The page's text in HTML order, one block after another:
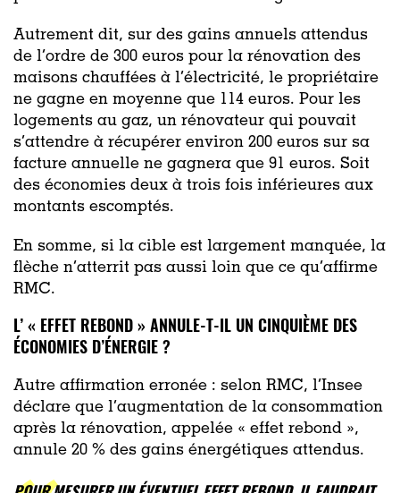
Autrement dit, sur des gains annuels attendus
de l’ordre de 300 euros pour la rénovation des
maisons chauffées à l’électricité, le propriétaire
ne gagne en moyenne que 114 euros. Pour les
logements au gaz, un rénovateur qui pouvait
s’attendre à récupérer environ 200 euros sur sa
facture annuelle ne gagnera que 91 euros. Soit
des économies deux à trois fois inférieures aux
montants escomptés.
En somme, si la cible est largement manquée, la
flèche n’atterrit pas aussi loin que ce qu’affirme
RMC.
L’ « EFFET REBOND » ANNULE-T-IL UN CINQUIÈME DES
ÉCONOMIES D’ÉNERGIE ?
Autre affirmation erronée : selon RMC, l’Insee
déclare que l’augmentation de la consommation
après la rénovation, appelée « effet rebond »,
annule 20 % des gains énergétiques attendus.